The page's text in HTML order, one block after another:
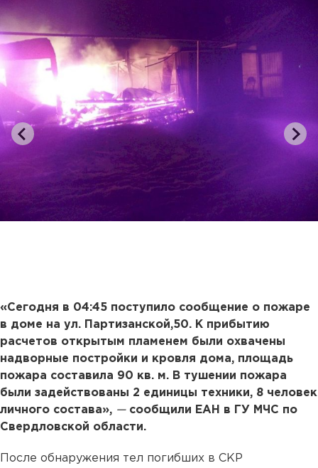
«Сегодня в 04:45 поступило сообщение о пожаре
в доме на ул. Партизанской,50. К прибытию
расчетов открытым пламенем были охвачены
надворные постройки и кровля дома, площадь
пожара составила 90 кв. м. В тушении пожара
были задействованы 2 единицы техники, 8 человек
личного состава», —сообщили ЕАН в ГУ МЧС по
Свердловской области.
После обнаружения тел погибших в СКР